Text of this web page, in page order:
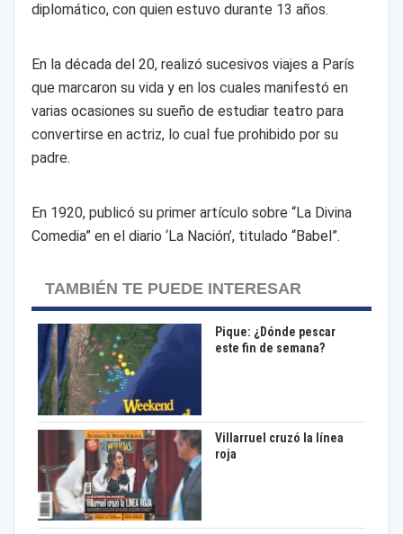
diplomático, con quien estuvo durante 13 años.
En la década del 20, realizó sucesivos viajes a París
que marcaron su vida y en los cuales manifestó en
varias ocasiones su sueño de estudiar teatro para
convertirse en actriz, lo cual fue prohibido por su
padre.
En 1920, publicó su primer artículo sobre “La Divina
Comedia” en el diario ‘La Nación’, titulado “Babel”.
TAMBIÉN TE PUEDE INTERESAR
Pique: ¿Dónde pescar
este fin de semana?
Villarruel cruzó la línea
roja